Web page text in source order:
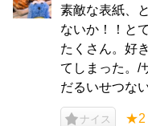
素敵な表紙、
ないか！！と
たくさん。好
てしまった。/
だるいせつな
ナイス ★2